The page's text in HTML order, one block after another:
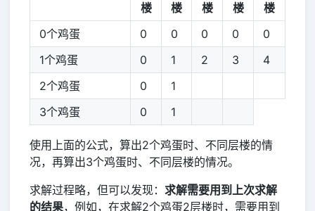
楼
楼
楼
楼
楼
0个鸡蛋
0 0 0 0
0
1个鸡蛋
0 1 2 3
4
2个鸡蛋
0
1
3个鸡蛋
0 1
使用上面的公式，算出2个鸡蛋时、不同层楼的情
况，再算出3个鸡蛋时、不同层楼的情况。
求解过程略，但可以发现： 求解需要用到上次求解
的结果，例如，在求解2个鸡蛋2层楼时，需要用到